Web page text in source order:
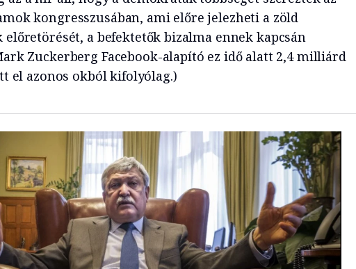
kongresszusában, ami előre jelezheti a zöld
a befektetők bizalma ennek kapcsán
Zuckerberg Facebook-alapító ez idő alatt 2,4 milliárd
el azonos okból kifolyólag.)